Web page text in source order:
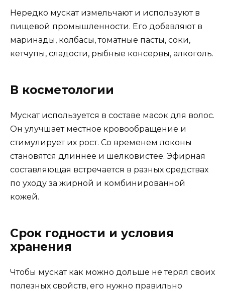
Нередко мускат измельчают и используют в
пищевой промышленности. Его добавляют в
маринады, колбасы, томатные пасты, соки,
кетчупы, сладости, рыбные консервы, алкоголь.
В косметологии
Мускат используется в составе масок для волос.
Он улучшает местное кровообращение и
стимулирует их рост. Со временем локоны
становятся длиннее и шелковистее. Эфирная
составляющая встречается в разных средствах
по уходу за жирной и комбинированной
кожей.
Срок годности и условия
хранения
Чтобы мускат как можно дольше не терял своих
полезных свойств, его нужно правильно